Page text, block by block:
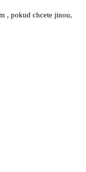
, pokud chcete jinou,